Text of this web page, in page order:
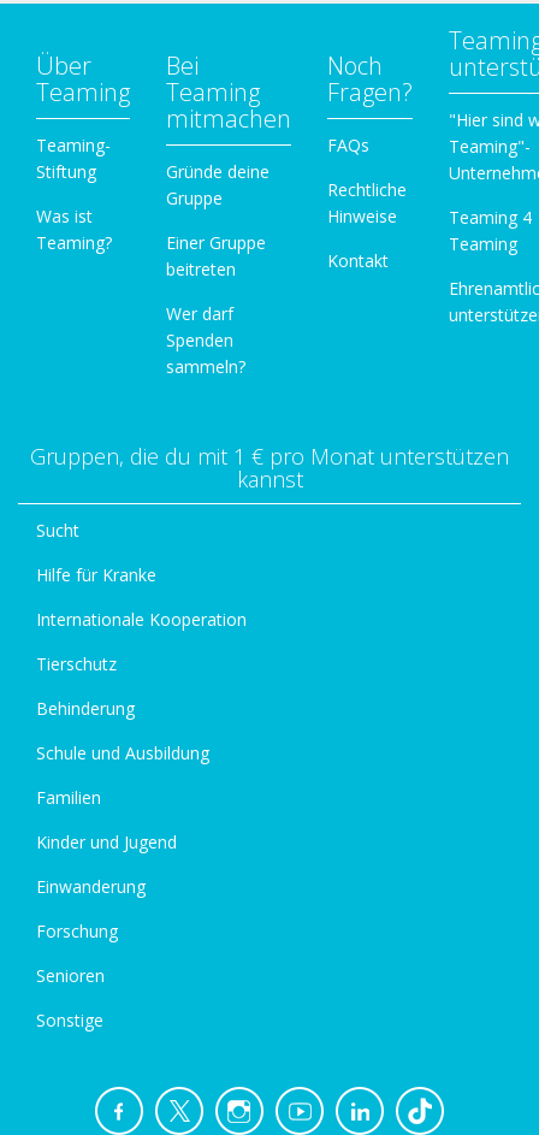
Über
Teaming
Teaming-
Stiftung
Was ist
Teaming?
Bei
Teaming
mitmachen
Gründe deine
Gruppe
Einer Gruppe
beitreten
Wer darf
Spenden
sammeln?
Noch
Fragen?
FAQs
Rechtliche
Hinweise
Kontakt
"Hier sind
Teaming"-
Teaming 4
Teaming
Gruppen, die du mit 1 € pro Monat unterstützen
kannst
Sucht
Hilfe für Kranke
Internationale Kooperation
Tierschutz
Behinderung
Schule und Ausbildung
Familien
Kinder und Jugend
Einwanderung
Forschung
Senioren
Sonstige